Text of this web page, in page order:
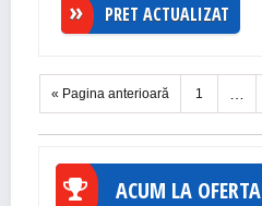
PRET ACTUALIZAT
« Pagina anterioară 1
ACUM LA OFERTA